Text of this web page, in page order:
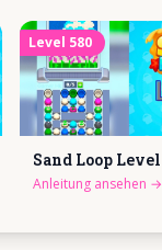
Level 580
Sand Loop Level
Anleitung ansehen →